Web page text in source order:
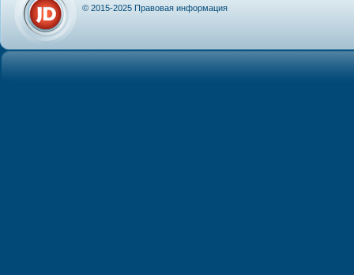
© 2015-2025 Правовая информация